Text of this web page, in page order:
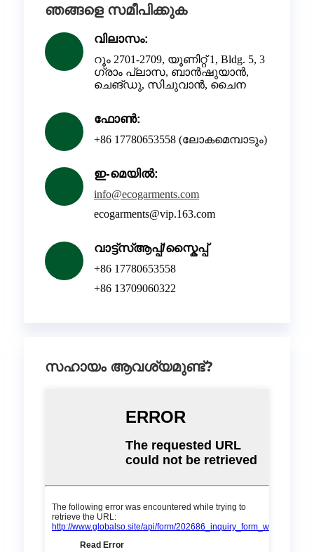
ഞങ്ങളെ സമീപിക്കുക
വിലാസം:
റൂം 2701-2709, യൂണിറ്റ് 1, Bldg. 5, 3
ഗ്രാം പ്ലാസ, ബാൻഷുയാൻ,
ചെങ്‌ഡു, സിചുവാൻ, ചൈന
ഫോൺ:
+86 17780653558 (ലോകമെമ്പാടും)
ഇ-മെയിൽ:
info@ecogarments.com
ecogarments@vip.163.com
വാട്ട്‌സ്ആപ്പ്/സ്കൈപ്പ്
+86 17780653558
+86 13709060322
സഹായം ആവശ്യമുണ്ട്?